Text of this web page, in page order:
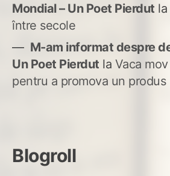
Mondial – Un Poet Pierdut la
între secole
M-am informat despre
Un Poet Pierdut la Vaca
pentru a promova un produs
Blogroll